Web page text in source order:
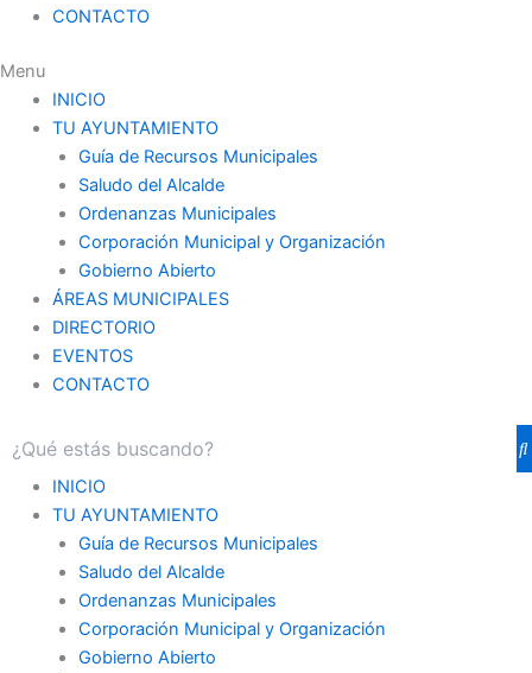
CONTACTO
Menu
INICIO
TU AYUNTAMIENTO
Guía de Recursos Municipales
Saludo del Alcalde
Ordenanzas Municipales
Corporación Municipal y Organización
Gobierno Abierto
ÁREAS MUNICIPALES
DIRECTORIO
EVENTOS
CONTACTO
INICIO
TU AYUNTAMIENTO
Guía de Recursos Municipales
Saludo del Alcalde
Ordenanzas Municipales
Corporación Municipal y Organización
Gobierno Abierto